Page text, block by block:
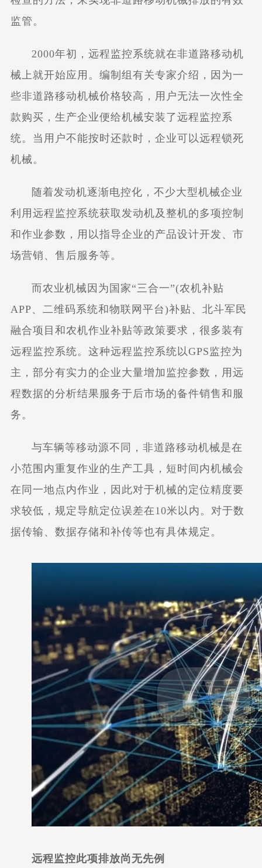
监管。
2000年初，远程监控系统就在非道路移动机
械上就开始应用。编制组有关专家介绍，因为一
些非道路移动机械价格较高，用户无法一次性全
款购买，生产企业便给机械安装了远程监控系
统。当用户不能按时还款时，企业可以远程锁死
机械。
随着发动机逐渐电控化，不少大型机械企业
利用远程监控系统获取发动机及整机的多项控制
和作业参数，用以指导企业的产品设计开发、市
场营销、售后服务等。
而农业机械因为国家“三合一”(农机补贴
APP、二维码系统和物联网平台)补贴、北斗军民
融合项目和农机作业补贴等政策要求，很多装有
远程监控系统。这种远程监控系统以GPS监控为
主，部分有实力的企业大量增加监控参数，用远
程数据的分析结果服务于后市场的备件销售和服
务。
与车辆等移动源不同，非道路移动机械是在
小范围内重复作业的生产工具，短时间内机械会
在同一地点内作业，因此对于机械的定位精度要
求较低，规定导航定位误差在10米以内。对于数
据传输、数据存储和补传等也有具体规定。
远程监控此项排放尚无先例